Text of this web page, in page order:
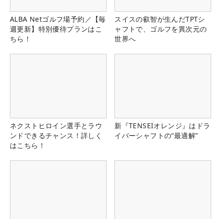
ALBA Netゴルフ場予約／【毎
週更新】特別優待プランはこ
ちら！
スイスの叡智が生んだTPTシ
ャフトで、ゴルフを異次元の
世界へ
ネクストヒロイン選手とラウ
ンドできるチャンス！詳しく
はこちら！
新『TENSEIオレンジ』はドラ
イバーシャフトの“最適解”